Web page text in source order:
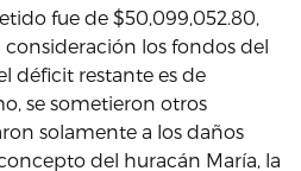
fue de $50,099,052.80,
los fondos del
déficit restante es de
se sometieron otros
solamente a los daños
del huracán María, la